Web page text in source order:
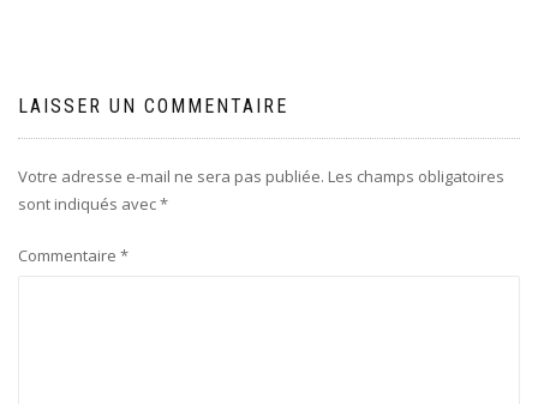
LAISSER UN COMMENTAIRE
Votre adresse e-mail ne sera pas publiée. Les champs obligatoires
sont indiqués avec*
Commentaire *